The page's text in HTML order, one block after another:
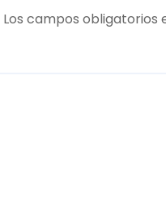
Los campos obligatorios